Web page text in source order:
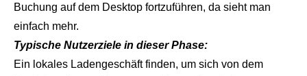
Buchung auf dem Desktop fortzuführen, da sieht man
einfach mehr.
Typische Nutzerziele in dieser Phase:
Ein lokales Ladengeschäft finden, um sich von dem